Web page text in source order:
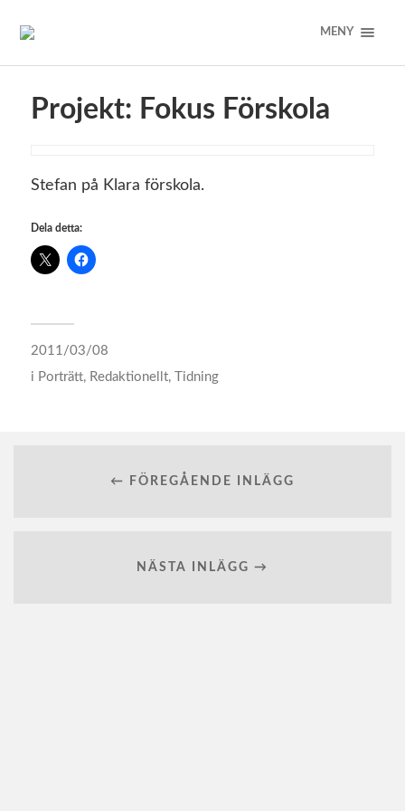
MENY
Projekt: Fokus Förskola
Stefan på Klara förskola.
Dela detta:
2011/03/08
i Porträtt, Redaktionellt, Tidning
← FÖREGÅENDE INLÄGG
NÄSTA INLÄGG →